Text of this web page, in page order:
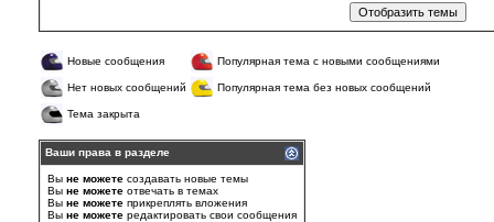
Новые сообщения Популярная тема с новыми сообщениями
Нет новых сообщений Популярная тема без новых сообщений
Тема закрыта
Ваши права в разделе
Вы не можете создавать новые темы
Вы не можете отвечать в темах
Вы не можете прикреплять вложения
Вы не можете редактировать свои сообщения